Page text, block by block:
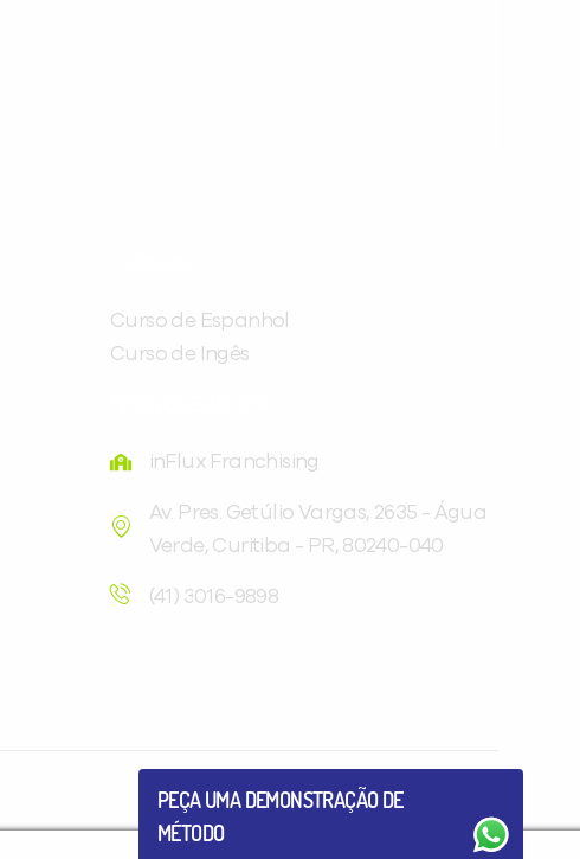
Curso de Espanhol
Curso de Ingês
inFlux Franchising
Av. Pres. Getúlio Vargas, 2635 - Água
Verde, Curitiba - PR, 80240-040
(41) 3016-9898
PEÇA UMA DEMONSTRAÇÃO DE
MÉTODO
Você é aluno inFlux?